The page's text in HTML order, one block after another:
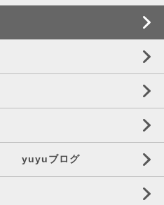
ー yuyuブログ